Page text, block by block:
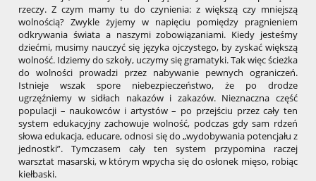
rzeczy. Z czym mamy tu do czynienia: z większą czy mniejszą
wolnością? Zwykle żyjemy w napięciu pomiędzy pragnieniem
odkrywania świata a naszymi zobowiązaniami. Kiedy jesteśmy
dziećmi, musimy nauczyć się języka ojczystego, by zyskać większą
wolność. Idziemy do szkoły, uczymy się gramatyki. Tak więc ścieżka
do wolności prowadzi przez nabywanie pewnych ograniczeń.
Istnieje wszak spore niebezpieczeństwo, że po drodze
ugrzęźniemy w sidłach nakazów i zakazów. Nieznaczna część
populacji – naukowców i artystów – po przejściu przez cały ten
system edukacyjny zachowuje wolność, podczas gdy sam rdzeń
słowa edukacja, educare, odnosi się do „wydobywania potencjału z
jednostki”. Tymczasem cały ten system przypomina raczej
warsztat masarski, w którym wpycha się do osłonek mięso, robiąc
kiełbaski.